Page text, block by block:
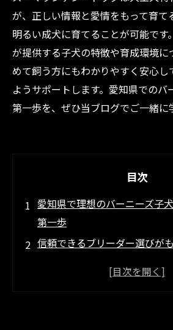
が、正しい情報と愛情をもって育て
明るい成犬に育てることが可能です
が提供する子犬の特徴や育成環境に
めて飼う方にもわかりやすく安心し
ようサポートします。愛知県でのバ
第一歩を、ぜひ当ブログでご一緒に
目次
愛知県で理想のバーニーズ子
第一歩
信頼できるブリーダー選びが
バーニーズ子犬の育成初期に